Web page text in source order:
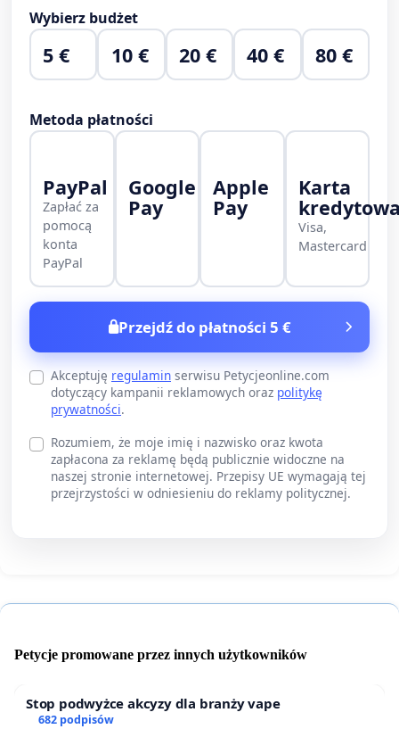
Wybierz budżet
5 € 10 € 20 € 40 € 80 €
Metoda płatności
PayPal
Zapłać za
pomocą
konta
PayPal
Google
Pay
Apple
Pay
Karta
Visa,
Mastercard
Przejdź do płatności 5 €
Akceptuję regulamin serwisu Petycjeonline.com
dotyczący kampanii reklamowych oraz politykę
prywatności.
Rozumiem, że moje imię i nazwisko oraz kwota
zapłacona za reklamę będą publicznie widoczne na
naszej stronie internetowej. Przepisy UE wymagają tej
przejrzystości w odniesieniu do reklamy politycznej.
Petycje promowane przez innych użytkowników
Stop podwyżce akcyzy dla branży vape
682 podpisów